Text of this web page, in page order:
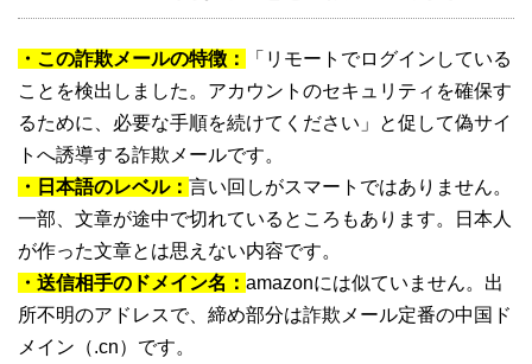
・この詐欺メールの特徴：
「リモートでログインしている
ことを検出しました。アカ​​ウントのセキュリティを確保す
るために、必要な手順を続けてください」と促して偽サイ
トへ誘導する詐欺メールです。
・日本語のレベル： 言い回しがスマートではありません。
一部、文章が途中で切れているところもあります。日本人
が作った文章とは思えない内容です。
・送信相手のドメイン名： amazonには似ていません。出
所不明のアドレスで、締め部分は詐欺メール定番の中国ド
メイン（.cn）です。